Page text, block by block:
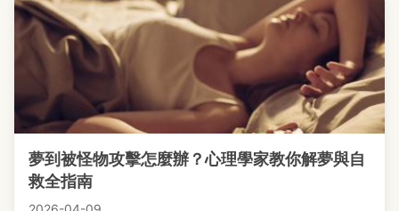
夢到被怪物攻擊怎麼辦？心理學家教你解夢與自
救全指南